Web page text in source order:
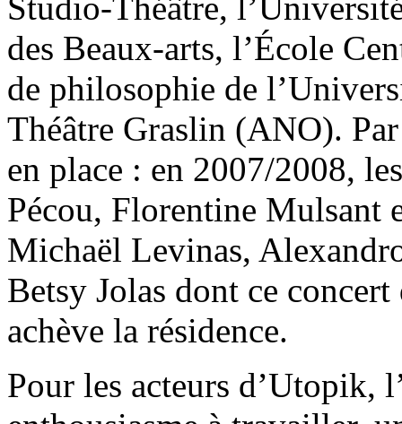
des Beaux-arts, l’École
de philosophie de
Théâtre Graslin (ANO).
en place : en 2007/2008,
Pécou, Florentine Mulsant
Michaël Levinas,
Betsy Jolas dont ce
achève la résidence.
Pour les acteurs d’Utopik,